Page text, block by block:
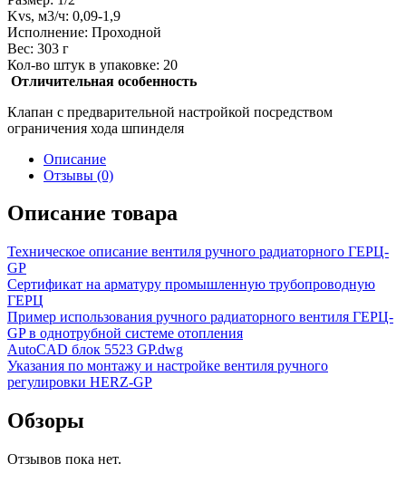
Kvs, м3/ч: 0,09-1,9
Исполнение: Проходной
Вес: 303 г
Кол-во штук в упаковке: 20
Отличительная особенность
Клапан с предварительной настройкой посредством
ограничения хода шпинделя
Описание
Отзывы (0)
Описание товара
Техническое описание вентиля ручного радиаторного ГЕРЦ-
GP
Сертификат на арматуру промышленную трубопроводную
ГЕРЦ
Пример использования ручного радиаторного вентиля ГЕРЦ-
GP в однотрубной системе отопления
AutoCAD блок 5523 GP.dwg
Указания по монтажу и настройке вентиля ручного
регулировки HERZ-GP
Обзоры
Отзывов пока нет.